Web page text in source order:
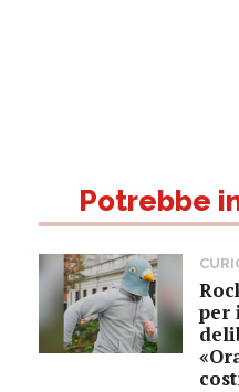
Potrebbe
per